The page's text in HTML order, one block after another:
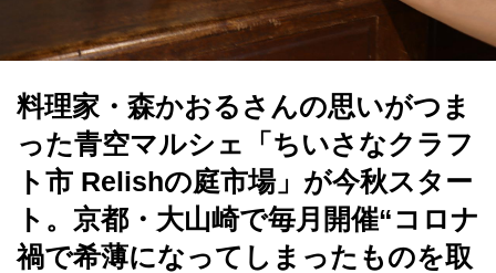
料理家・森かおるさんの思いがつま
った青空マルシェ「ちいさなクラフ
ト市 Relishの庭市場」が今秋スター
ト。京都・大山崎で毎月開催“コロナ
禍で希薄になってしまったものを取